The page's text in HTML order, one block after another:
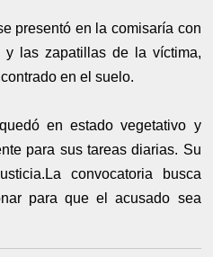
presentó en la comisaría con
y las zapatillas de la víctima,
en el suelo.
en estado vegetativo y
para sus tareas diarias. Su
La convocatoria busca
para que el acusado sea